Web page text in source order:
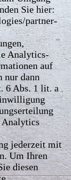
Sie hier:
partner-
Analytics-
auf
nur dann
6 Abs. 1 lit. a
Analytics
jederzeit mit
Um Ihren
diesen